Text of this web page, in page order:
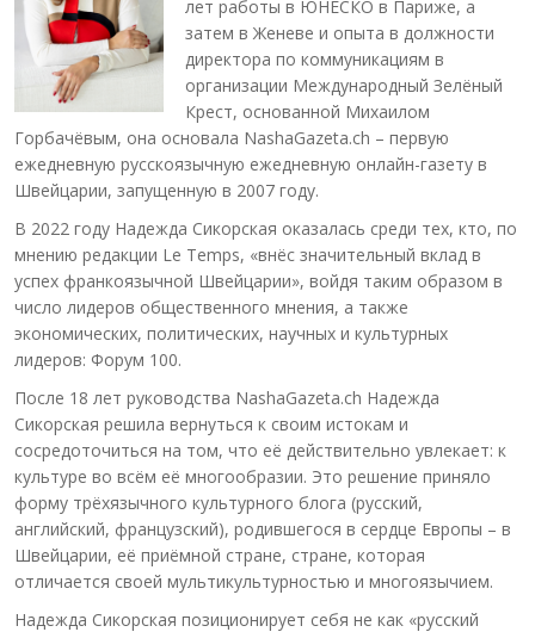
лет работы в ЮНЕСКО в Париже, а
затем в Женеве и опыта в должности
директора по коммуникациям в
организации Международный Зелёный
Крест, основанной Михаилом
Горбачёвым, она основала NashaGazeta.ch – первую
ежедневную русскоязычную ежедневную онлайн-газету в
Швейцарии, запущенную в 2007 году.
В 2022 году Надежда Сикорская оказалась среди тех, кто, по
мнению редакции Le Temps, «внёс значительный вклад в
успех франкоязычной Швейцарии», войдя таким образом в
число лидеров общественного мнения, а также
экономических, политических, научных и культурных
лидеров: Форум 100.
После 18 лет руководства NashaGazeta.ch Надежда
Сикорская решила вернуться к своим истокам и
сосредоточиться на том, что её действительно увлекает: к
культуре во всём её многообразии. Это решение приняло
форму трёхязычного культурного блога (русский,
английский, французский), родившегося в сердце Европы – в
Швейцарии, её приёмной стране, стране, которая
отличается своей мультикультурностью и многоязычием.
Надежда Сикорская позиционирует себя не как «русский